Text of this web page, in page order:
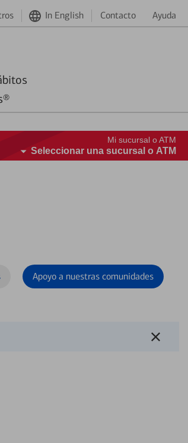
In English Contacto Ayuda
Mi sucursal o ATM
Seleccionar una sucursal o ATM
Apoyo a nuestras comunidades